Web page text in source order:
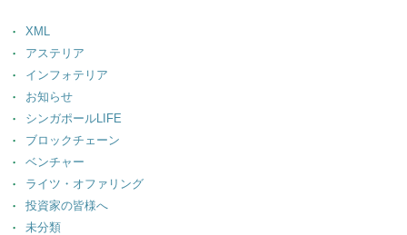
XML
アステリア
インフォテリア
お知らせ
シンガポールLIFE
ブロックチェーン
ベンチャー
ライツ・オファリング
投資家の皆様へ
未分類